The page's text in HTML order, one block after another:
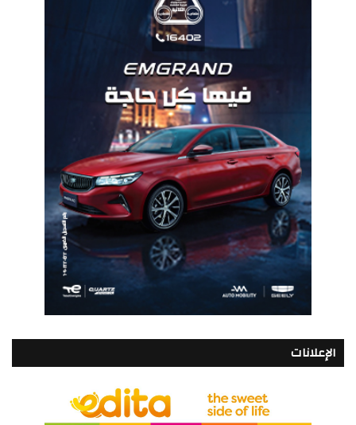
الإعلانات